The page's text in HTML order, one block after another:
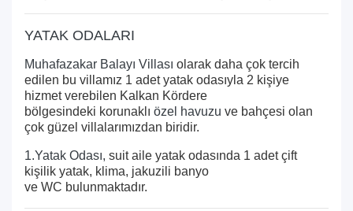
YATAK ODALARI
Muhafazakar Balayı Villası olarak daha çok tercih
edilen bu villamız 1 adet yatak odasıyla 2 kişiye
hizmet verebilen Kalkan Kördere
bölgesindeki korunaklı özel havuzu ve bahçesi olan
çok güzel villalarımızdan biridir.
1.Yatak Odası, suit aile yatak odasında 1 adet çift
kişilik yatak, klima, jakuzili banyo
ve WC bulunmaktadır.